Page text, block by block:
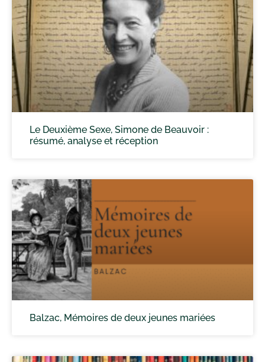
Le Deuxième Sexe, Simone de Beauvoir :
résumé, analyse et réception
Balzac, Mémoires de deux jeunes mariées